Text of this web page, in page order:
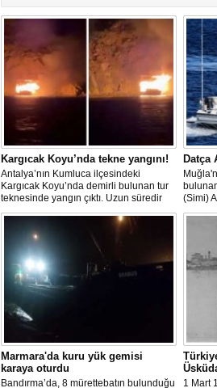
Kargıcak Koyu’nda tekne yangını!
Antalya’nın Kumluca ilçesindeki
Kargıcak Koyu’nda demirli bulunan tur
teknesinde yangın çıktı. Uzun süredir
kullanılmadığı belirtilen ve içerisinde
kimsenin bulunmadığı tekne, itfaiyenin
karadan müdahale edememesi
nedeniyle tamamen yanarak
kullanılamaz hale geldi.
Datça
(Simi)
ve
Marmara'da kuru yük gemisi
karaya oturdu
Bandırma’da, 8 mürettebatın bulunduğu 1 Mart